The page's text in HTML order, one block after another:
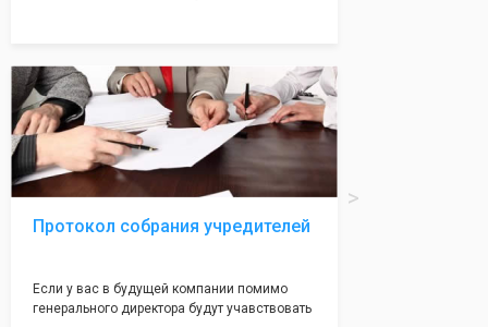
грамотно составят данное заявление, а Вам
нужно будет только поставить подпись на
нём!
Протокол собрания учредителей
Если у вас в будущей компании помимо
генерального директора будут учавствовать